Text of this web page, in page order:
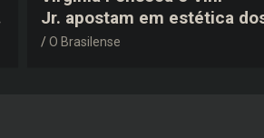
Jr. apostam em estética
anos 2000 em festa de
O Brasilense